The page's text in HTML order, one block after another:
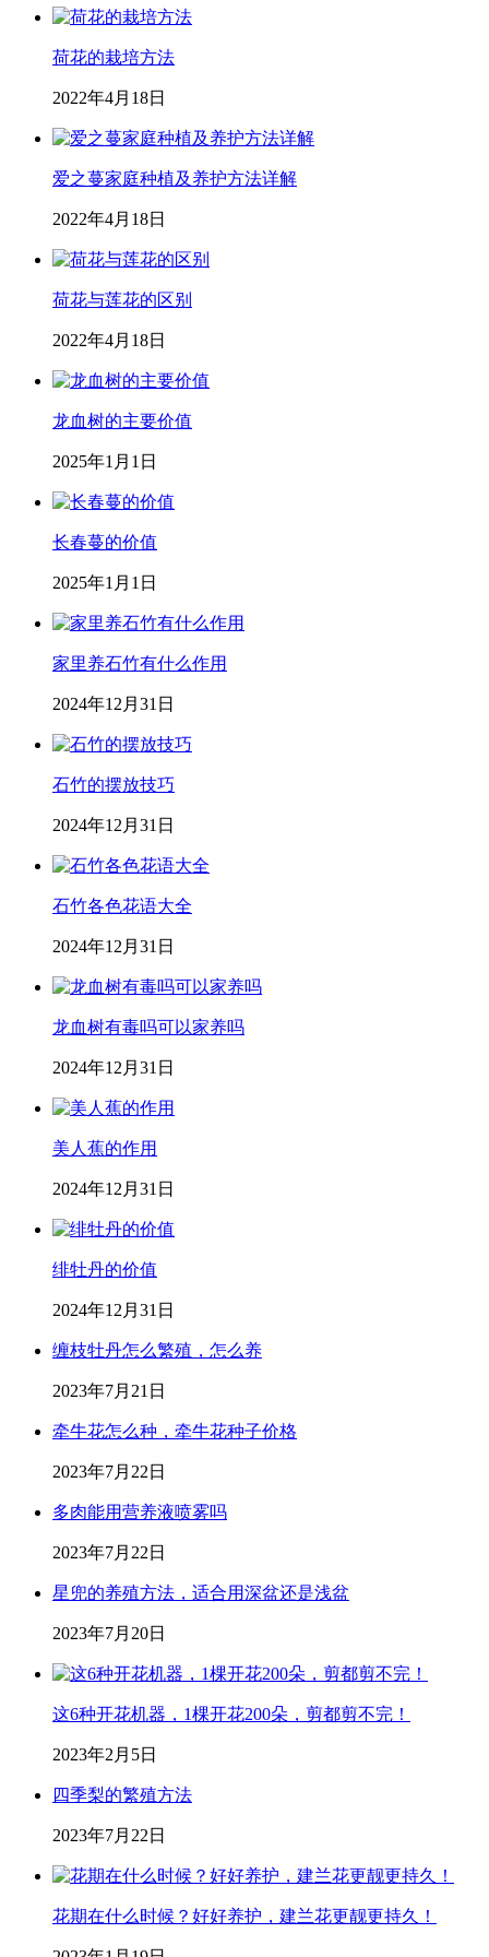
荷花的栽培方法
2022年4月18日
爱之蔓家庭种植及养护方法详解
2022年4月18日
荷花与莲花的区别
2022年4月18日
龙血树的主要价值
2025年1月1日
长春蔓的价值
2025年1月1日
家里养石竹有什么作用
2024年12月31日
石竹的摆放技巧
2024年12月31日
石竹各色花语大全
2024年12月31日
龙血树有毒吗可以家养吗
2024年12月31日
美人蕉的作用
2024年12月31日
绯牡丹的价值
2024年12月31日
缠枝牡丹怎么繁殖，怎么养
2023年7月21日
牵牛花怎么种，牵牛花种子价格
2023年7月22日
多肉能用营养液喷雾吗
2023年7月22日
星兜的养殖方法，适合用深盆还是浅盆
2023年7月20日
这6种开花机器，1棵开花200朵，剪都剪不完！
2023年2月5日
四季梨的繁殖方法
2023年7月22日
花期在什么时候？好好养护，建兰花更靓更持久！